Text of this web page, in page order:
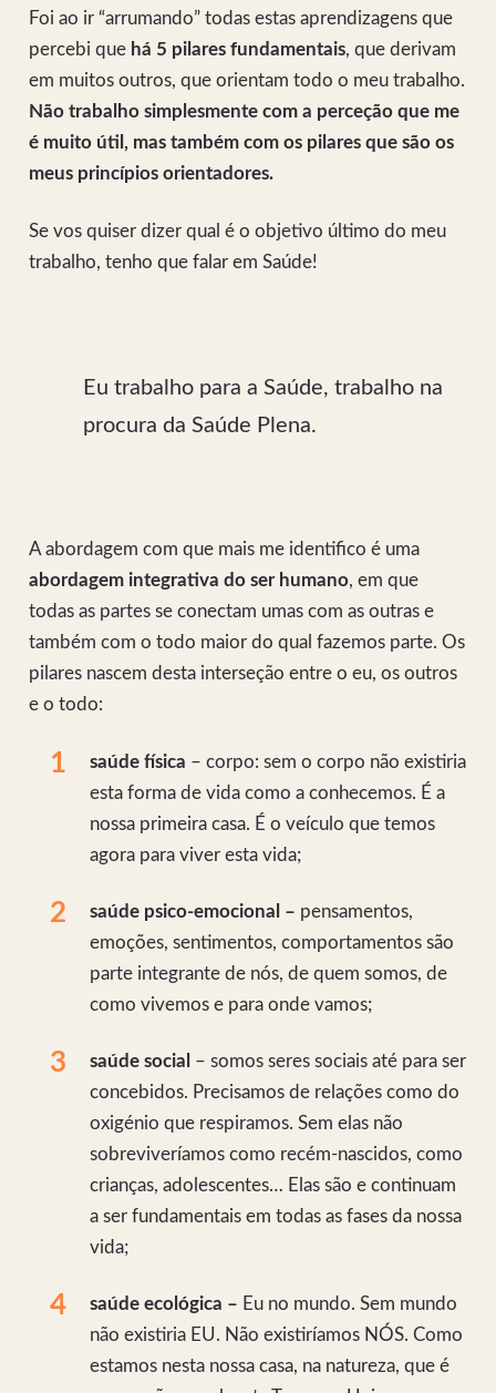
Foi ao ir “arrumando” todas estas aprendizagens que
percebi que há 5 pilares fundamentais, que derivam
em muitos outros, que orientam todo o meu trabalho.
Não trabalho simplesmente com a perceção que me
é muito útil, mas também com os pilares que são os
meus princípios orientadores.
Se vos quiser dizer qual é o objetivo último do meu
trabalho, tenho que falar em Saúde!
Eu trabalho para a Saúde, trabalho na
procura da Saúde Plena.
A abordagem com que mais me identifico é uma
abordagem integrativa do ser humano, em que
todas as partes se conectam umas com as outras e
também com o todo maior do qual fazemos parte. Os
pilares nascem desta interseção entre o eu, os outros
e o todo:
saúde física – corpo: sem o corpo não existiria
esta forma de vida como a conhecemos. É a
nossa primeira casa. É o veículo que temos
agora para viver esta vida;
saúde psico-emocional – pensamentos,
emoções, sentimentos, comportamentos são
parte integrante de nós, de quem somos, de
como vivemos e para onde vamos;
saúde social – somos seres sociais até para ser
concebidos. Precisamos de relações como do
oxigénio que respiramos. Sem elas não
sobreviveríamos como recém-nascidos, como
crianças, adolescentes… Elas são e continuam
a ser fundamentais em todas as fases da nossa
vida;
saúde ecológica – Eu no mundo. Sem mundo
não existiria EU. Não existiríamos NÓS. Como
estamos nesta nossa casa, na natureza, que é